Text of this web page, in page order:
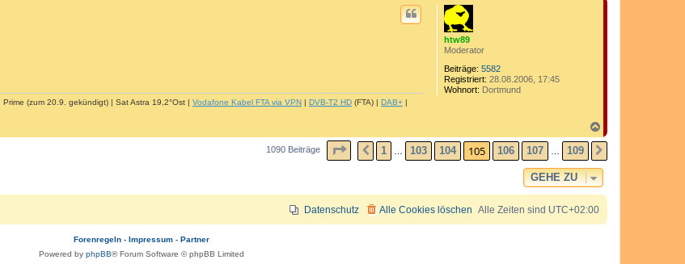
c
htw89
Moderator
Beiträge: 5582
Registriert: 28.08.2006, 17:45
Wohnort: Dortmund
(zum 20.9. gekündigt) | Sat Astra 19,2°Ost | Vodafone Kabel FTA via VPN | DVB-T2 HD (FTA) | DAB+ |
a
h
o
b
e
1090 Beiträge SEITE 105 VON 109
VORHERIGE
1 103 104 105 106 107 109
GEHE ZU
Alle Zeiten sind UTC+02:00
Alle Cookies löschen
Datenschutz
Forenregeln - Impressum - Partner
Powered by phpBB® Forum Software © phpBB Limited